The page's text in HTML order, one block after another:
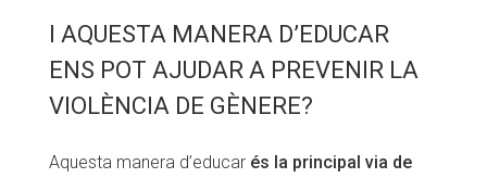
I AQUESTA MANERA D’EDUCAR
ENS POT AJUDAR A PREVENIR LA
VIOLÈNCIA DE GÈNERE?
Aquesta manera d’educar és la principal via de